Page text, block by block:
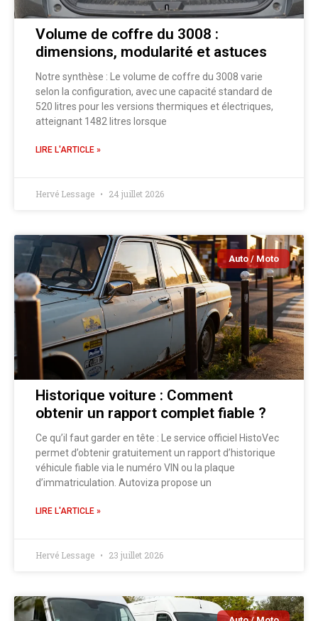
Volume de coffre du 3008 :
dimensions, modularité et astuces
Notre synthèse : Le volume de coffre du 3008 varie
selon la configuration, avec une capacité standard de
520 litres pour les versions thermiques et électriques,
atteignant 1482 litres lorsque
LIRE L'ARTICLE »
Hervé Lessage 24 juillet 2026
Auto / Moto
Historique voiture : Comment
obtenir un rapport complet fiable ?
Ce qu’il faut garder en tête : Le service officiel HistoVec
permet d’obtenir gratuitement un rapport d’historique
véhicule fiable via le numéro VIN ou la plaque
d’immatriculation. Autoviza propose un
LIRE L'ARTICLE »
Hervé Lessage 23 juillet 2026